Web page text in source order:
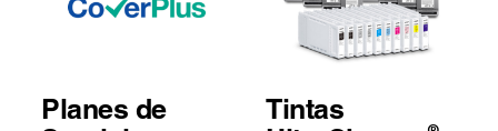
Planes de
Tintas